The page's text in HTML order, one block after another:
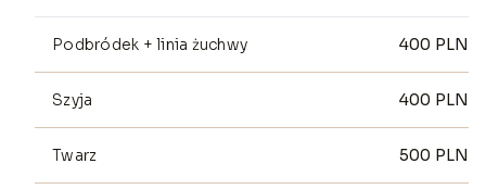
Podbródek + linia żuchwy 400 PLN
Szyja 400 PLN
Twarz 500 PLN